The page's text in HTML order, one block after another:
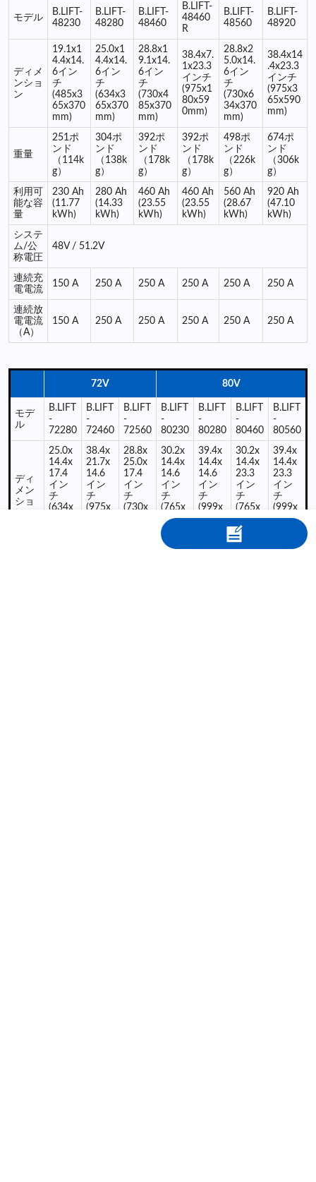
モデル
B.LIFT-
48230
B.LIFT-
48280
B.LIFT-
48460
B.LIFT-
48460
R
B.LIFT-
48560
B.LIFT-
48920
ディメ
ンショ
ン
19.1x1
4.4x14.
6イン
チ
(485x3
65x370
mm)
25.0x1
4.4x14.
6イン
チ
(634x3
65x370
mm)
28.8x1
9.1x14.
6イン
チ
(730x4
85x370
mm)
38.4x7.
1x23.3
インチ
(975x1
80x59
0mm)
28.8x2
5.0x14.
6イン
チ
(730x6
34x370
mm)
38.4x14
.4x23.3
インチ
(975x3
65x590
mm)
重量
251ポ
ンド
（114k
g）
304ポ
ンド
（138k
g）
392ポ
ンド
（178k
g）
392ポ
ンド
（178k
g）
498ポ​​
ンド
（226k
g）
674ポ
ンド
（306k
g）
利用可
能な容
量
230 Ah
(11.77
kWh)
280 Ah
(14.33
kWh)
460 Ah
(23.55
kWh)
460 Ah
(23.55
kWh)
560 Ah
(28.67
kWh)
920 Ah
(47.10
kWh)
システ
ム/公
称電圧
48V / 51.2V
連続充
電電流
150 A 250 A 250 A 250 A 250 A 250 A
連続放
電電流
（A）
150 A 250 A 250 A 250 A 250 A 250 A
72V 80V
モデ
ル
B.LIFT
-
72280
B.LIFT
-
72460
B.LIFT
-
72560
B.LIFT
-
80230
B.LIFT
-
80280
B.LIFT
-
80460
B.LIFT
-
80560
ディ
メン
ショ
25.0x
14.4x
17.4
イン
チ
(634x
38.4x
21.7x
14.6
イン
チ
(975x
28.8x
25.0x
17.4
イン
チ
(730x
30.2x
14.4x
14.6
イン
チ
(765x
365x3
70mm
)
39.4x
14.4x
14.6
イン
チ
(999x
365x3
30.2x
14.4x
23.3
イン
チ
(765x
365x5
90mm
)
39.4x
14.4x
23.3
イン
チ
(999x
365x5